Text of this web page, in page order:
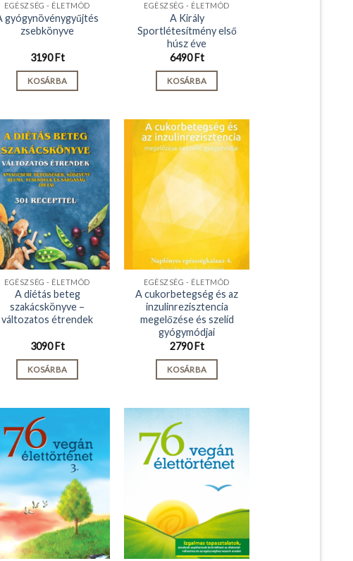
EGÉSZSÉG - ÉLETMÓD
gyógynövénygyűjtés
zsebkönyve
3190Ft
KOSÁRBA
EGÉSZSÉG - ÉLETMÓD
A Király
Sportlétesítmény első
húsz éve
6490Ft
KOSÁRBA
EGÉSZSÉG - ÉLETMÓD
A diétás beteg
szakácskönyve –
változatos étrendek
3090Ft
KOSÁRBA
EGÉSZSÉG - ÉLETMÓD
A cukorbetegség és az
inzulinrezisztencia
megelőzése és szelíd
gyógymódjai
2790Ft
KOSÁRBA